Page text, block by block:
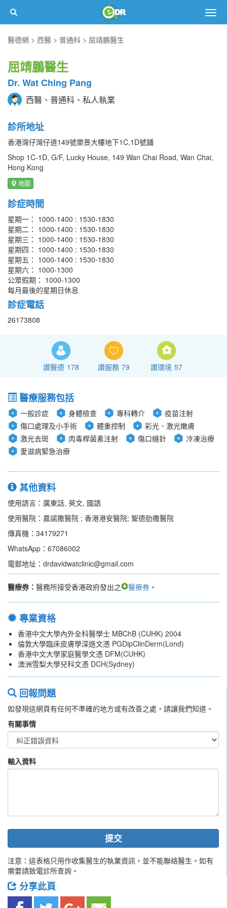
醫德網
西醫 普通科 屈靖鵬醫生
屈靖鵬醫生
Dr. Wat Ching Pang
西醫、普通科、私人執業
診所地址
香港灣仔灣仔道149號樂景大樓地下1C,1D號鋪
Shop 1C-1D, G/F, Lucky House, 149 Wan Chai Road, Wan Chai,
Hong Kong
地圖
診症時間
星期一： 1000-1400 : 1530-1830
星期二： 1000-1400 : 1530-1830
星期三： 1000-1400 : 1530-1830
星期四： 1000-1400 : 1530-1830
星期五： 1000-1400 : 1530-1830
星期六： 1000-1300
公眾假期： 1000-1300
每月最後的星期日休息
診症電話
26173808
讚醫德 178 讚服務 79 讚環境 57
醫療服務包括
一般診症 身體檢查 專科轉介
疫苗注射
傷口處理及小手術
體重控制
彩光、激光嫩膚
激光去斑
肉毒桿菌素注射 傷口縫針
冷凍治療
愛滋病緊急治療
其他資料
使用語言：廣東話, 英文, 國語
使用醫院：嘉諾撒醫院 ; 香港港安醫院; 聖德肋撒醫院
傳真機：34179271
WhatsApp：67086002
電郵地址：drdavidwatclinic@gmail.com
醫療券： 醫務所接受香港政府發出之 醫療券 。
專業資格
香港中文大學內外全科醫學士 MBChB (CUHK) 2004
倫敦大學臨床皮膚學深造文憑 PGDipClinDerm(Lond)
香港中文大學家庭醫學文憑 DFM(CUHK)
澳洲雪梨大學兒科文憑 DCH(Sydney)
回報問題
如發現這網頁有任何不準確的地方或有改善之處，請讓我們知道。
有關事情
輸入資料
提交
注意：這表格只用作收集醫生的執業資訊，並不能聯絡醫生。如有
需要請致電診所查詢。
分享此頁